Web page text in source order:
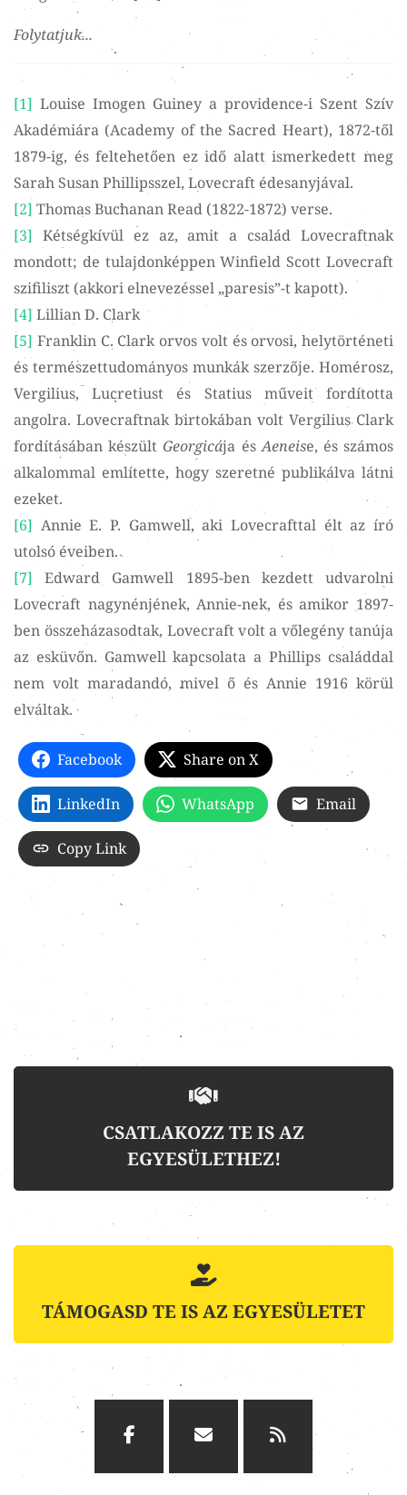
Folytatjuk...
[1] Louise Imogen Guiney a providence-i Szent Szív
Akadémiára (Academy of the Sacred Heart), 1872-től
1879-ig, és feltehetően ez idő alatt ismerkedett meg
Sarah Susan Phillipsszel, Lovecraft édesanyjával.
[2] Thomas Buchanan Read (1822-1872) verse.
[3] Kétségkívül ez az, amit a család Lovecraftnak
mondott; de tulajdonképpen Winfield Scott Lovecraft
szifiliszt (akkori elnevezéssel „paresis”-t kapott).
[4] Lillian D. Clark
[5] Franklin C. Clark orvos volt és orvosi, helytörténeti
és természettudományos munkák szerzője. Homérosz,
Vergilius, Lucretiust és Statius műveit fordította
angolra. Lovecraftnak birtokában volt Vergilius Clark
fordításában készült Georgicája ésAeneise, és számos
alkalommal említette, hogy szeretné publikálva látni
ezeket.
[6] Annie E. P. Gamwell, aki Lovecrafttal élt az író
utolsó éveiben.
[7] Edward Gamwell 1895-ben kezdett udvarolni
Lovecraft nagynénjének, Annie-nek, és amikor 1897-
ben összeházasodtak, Lovecraft volt a vőlegény tanúja
az esküvőn. Gamwell kapcsolata a Phillips családdal
nem volt maradandó, mivel ő és Annie 1916 körül
elváltak.
Facebook Share on X
LinkedIn WhatsApp Email
Copy Link
CSATLAKOZZ TE IS AZ
EGYESÜLETHEZ!
TÁMOGASD TE IS AZ EGYESÜLETET